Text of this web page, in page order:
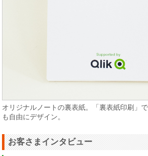
オリジナルノートの裏表紙。「裏表紙印刷」
も自由にデザイン。
お客さまインタビュー